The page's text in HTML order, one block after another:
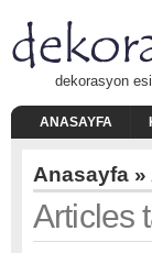
dekorasyon
ANASAYFA
Anasayfa »
Articles